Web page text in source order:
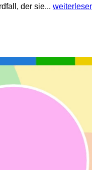
der sie...